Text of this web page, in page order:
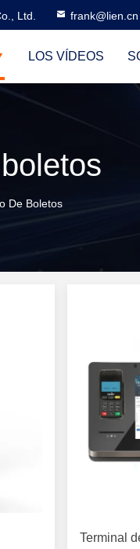
Ltd. frank@lien.cn
LOS VÍDEOS
De Boletos
Terminal